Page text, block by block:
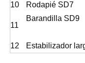
10
Rodapié SD7
11
12 Estabilizador